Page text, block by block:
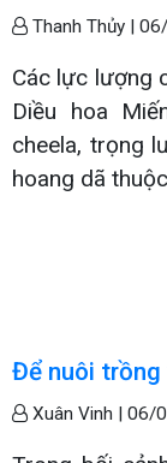
Thanh Thủy |
Các lực lượng
Diều hoa
cheela, trọng
hoang dã
Để nuôi trồng
Xuân Vinh | 06/